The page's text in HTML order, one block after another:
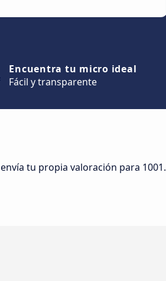
Encuentra tu micro ideal
Fácil y transparente
tu propia valoración para 1001.